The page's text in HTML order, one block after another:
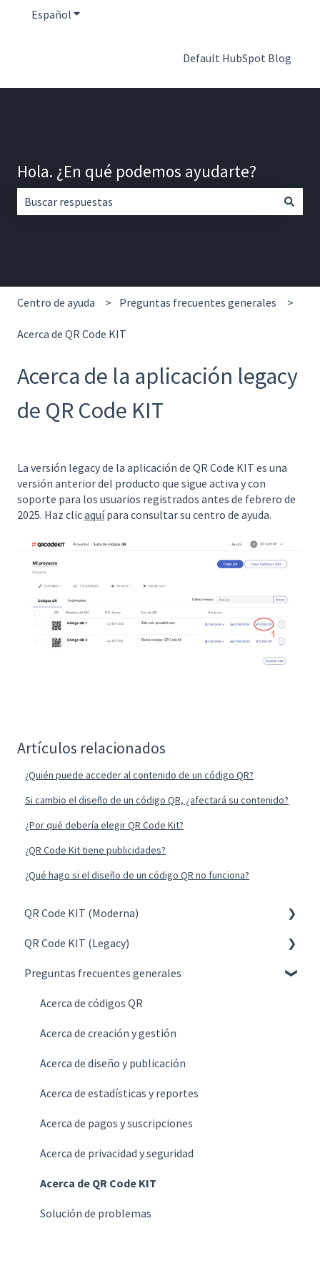
Español Traducciones de Mostrar submenú de
Default HubSpot Blog
Hola. ¿En qué podemos ayudarte?
Centro de ayuda Preguntas frecuentes generales
Acerca de QR Code KIT
Acerca de la aplicación legacy
de QR Code KIT
La versión legacy de la aplicación de QR Code KIT es una
versión anterior del producto que sigue activa y con
soporte para los usuarios registrados antes de febrero de
2025. Haz clicaquípara consultar su centro de ayuda.
Artículos relacionados
¿Quién puede acceder al contenido de un código QR?
Si cambio el diseño de un código QR, ¿afectará su contenido?
¿Por qué debería elegir QR Code Kit?
¿QR Code Kit tiene publicidades?
¿Qué hago si el diseño de un código QR no funciona?
QR Code KIT (Moderna)
Crear
Gestionar
Diseñar y Publicar
Estadísticas
Cuenta
Facturación
Planes
Preguntas frecuentes
QR Code KIT (Legacy)
Crear
Gestionar
Diseñar y Publicar
Estadísticas
Cuenta
Facturación
Planes
Preguntas frecuentes
Preguntas frecuentes generales
Acerca de códigos QR
Acerca de creación y gestión
Acerca de diseño y publicación
Acerca de estadísticas y reportes
Acerca de pagos y suscripciones
Acerca de privacidad y seguridad
Acerca de QR Code KIT
Solución de problemas